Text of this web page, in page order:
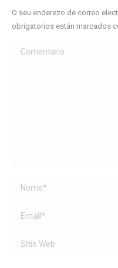
O seu enderezo de correo
obrigatorios están marcados
Comentario
Name *
Email *
Sitio Web